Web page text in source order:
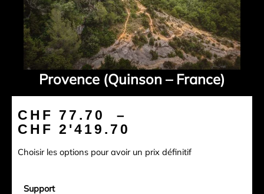
Provence (Quinson – France)
CHF 77.70
–
CHF 2'419.70
CHF 77.70
Choisir les options pour avoir un prix définitif
Support